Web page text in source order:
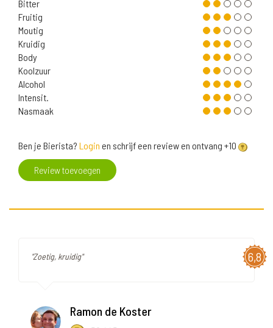
Bitter
Fruitig
Moutig
Kruidig
Body
Koolzuur
Alcohol
Intensit.
Nasmaak
Ben je Bierista? Login en schrijf een review en ontvang +10
Review toevoegen
6,8
"Zoetig, kruidig"
Ramon de Koster